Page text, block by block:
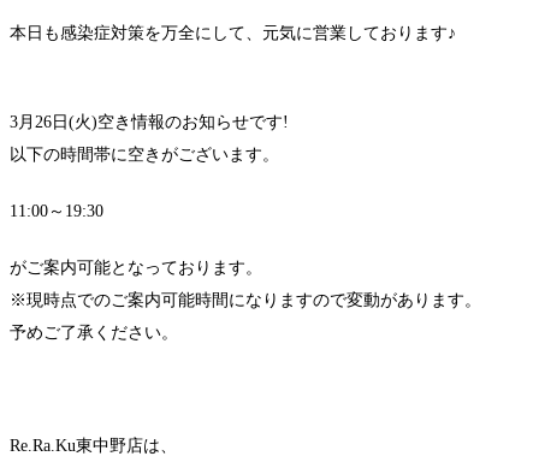
本日も感染症対策を万全にして、元気に営業しております♪
3月26日(火)空き情報のお知らせです!
以下の時間帯に空きがございます。
11:00～19:30
がご案内可能となっております。
※現時点でのご案内可能時間になりますので変動があります。
予めご了承ください。
Re.Ra.Ku東中野店は、